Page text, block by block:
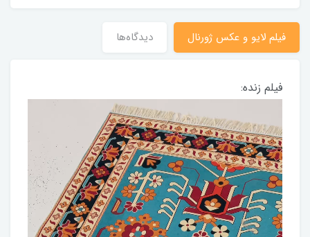
فیلم لایو و عکس ژورنال دیدگاه‌ها
فیلم زنده: